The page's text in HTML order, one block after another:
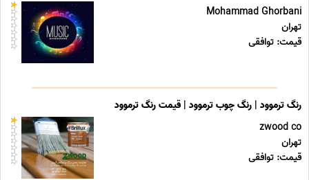
Mohammad Ghorbani
تهران
قیمت: توافقی
رنگ ترموود | رنگ چوب ترموود | قیمت رنگ ترموود
zwood co
تهران
قیمت: توافقی